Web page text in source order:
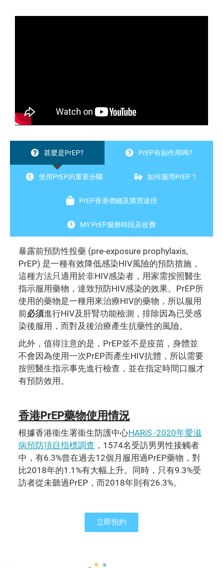
甚麼是PrEP? PrEP有副作用嗎?
使用PrEP的重要步驟 如何服用PrEP？
PrEP香港價錢及購買途徑
MY PrEP服務時段及收費
暴露前預防性投藥 (pre-exposure prophylaxis,
PrEP) 是一種有效降低感染HIV風險的預防措施，
這種方法只適用於非HIV感染者，用家需按照醫生
指示服用藥物，達致預防HIV感染的效果。PrEP所
使用的藥物是一種用來治療HIV的藥物，所以服用
前必須進行HIV及肝腎功能檢測，排除因為已受感
染後服用，而對及後治療產生抗藥性的風險。
此外，值得注意的是，PrEP並不是疫苗，身體並
不會因為使用一次PrEP而產生HIV抗體，所以需要
按照醫生指示事先進行檢查，並在指定時間口服才
有預防效用。
香港PrEP藥物使用情況
根據香港衞生署衞生防護中心HARiS -2020年愛滋
病預防項目指標調查 ，1574名受訪男男性接觸者
中，有6.3%曾在過去12個月服用過PrEP藥物，對
比2018年的1.1%有大幅上升。同時，只有9.3%受
訪者從未聽過PrEP，而2018年則有26.3%。
立即預約